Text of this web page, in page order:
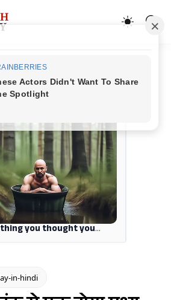
ADVERTISEMENT
in-hindi